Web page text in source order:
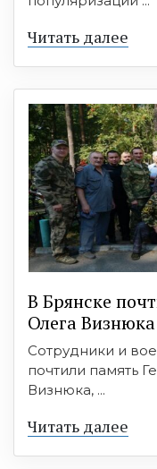
Читать далее
В Брянске
Олега Визнюка
Сотрудники и
почтили память
Визнюка, ...
Читать далее